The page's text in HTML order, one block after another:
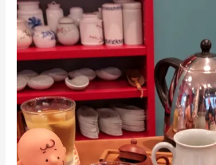
樺
宛
さ
ん
と
の
コ
ラ